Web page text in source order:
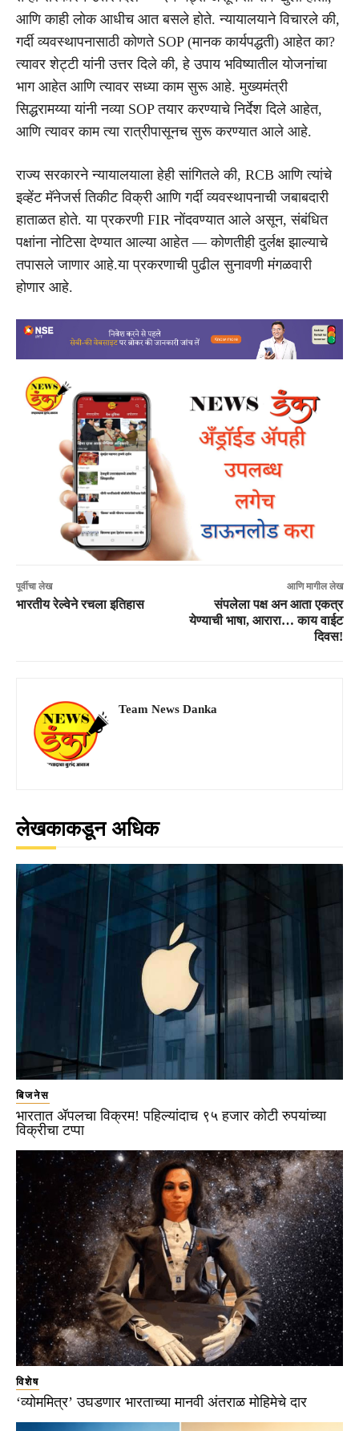
आणि काही लोक आधीच आत बसले होते. न्यायालयाने विचारले की,
गर्दी व्यवस्थापनासाठी कोणते SOP (मानक कार्यपद्धती) आहेत का?
त्यावर शेट्टी यांनी उत्तर दिले की, हे उपाय भविष्यातील योजनांचा
भाग आहेत आणि त्यावर सध्या काम सुरू आहे. मुख्यमंत्री
सिद्धरामय्या यांनी नव्या SOP तयार करण्याचे निर्देश दिले आहेत,
आणि त्यावर काम त्या रात्रीपासूनच सुरू करण्यात आले आहे.
राज्य सरकारने न्यायालयाला हेही सांगितले की, RCB आणि त्यांचे
इव्हेंट मॅनेजर्स तिकीट विक्री आणि गर्दी व्यवस्थापनाची जबाबदारी
हाताळत होते. या प्रकरणी FIR नोंदवण्यात आले असून, संबंधित
पक्षांना नोटिसा देण्यात आल्या आहेत — कोणतीही दुर्लक्ष झाल्याचे
तपासले जाणार आहे.या प्रकरणाची पुढील सुनावणी मंगळवारी
होणार आहे.
पूर्वीचा लेख
भारतीय रेल्वेने रचला इतिहास
आणि मागील लेख
संपलेला पक्ष अन आता एकत्र
येण्याची भाषा, आरारा… काय वाईट
दिवस!
Team News Danka
लेखकाकडून अधिक
बिजनेस
भारतात ॲपलचा विक्रम! पहिल्यांदाच ९५ हजार कोटी रुपयांच्या
विक्रीचा टप्पा
विशेष
‘व्योममित्र’ उघडणार भारताच्या मानवी अंतराळ मोहिमेचे दार